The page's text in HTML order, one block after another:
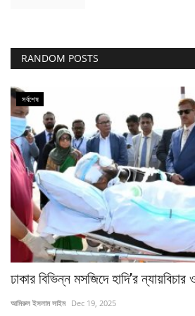
RANDOM POSTS
সর্বশেষ
ঢাকার বিভিন্ন মসজিদে হাদি’র
আমিরুল ইসলাম সাইম Dec 19, 2025